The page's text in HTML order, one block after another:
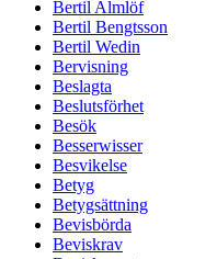
Bertil Almlöf
Bertil Bengtsson
Bertil Wedin
Bervisning
Beslagta
Beslutsförhet
Besök
Besserwisser
Besvikelse
Betyg
Betygsättning
Bevisbörda
Beviskrav